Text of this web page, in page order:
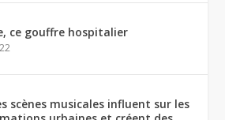
ce gouffre hospitalier
scènes musicales influent sur les